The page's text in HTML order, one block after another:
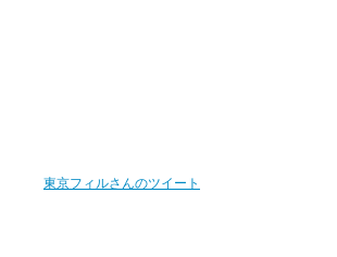
東京フィルさんのツイート